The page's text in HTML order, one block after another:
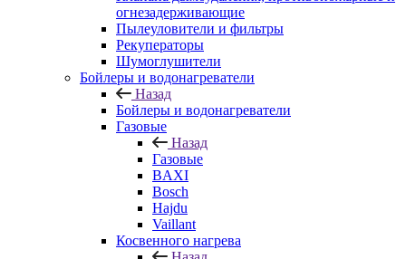
огнезадерживающие
Пылеуловители и фильтры
Рекуператоры
Шумоглушители
Бойлеры и водонагреватели
Назад
Бойлеры и водонагреватели
Газовые
Назад
Газовые
BAXI
Bosch
Hajdu
Vaillant
Косвенного нагрева